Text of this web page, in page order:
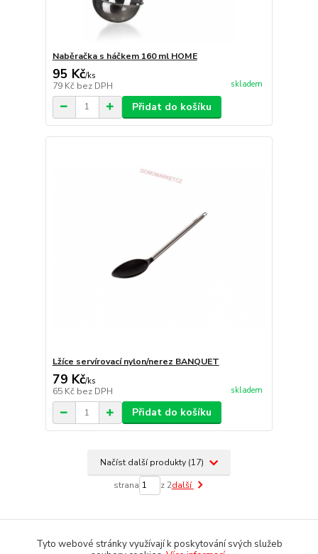
Naběračka s háčkem 160 ml HOME
95 Kč/ks
79 Kč bez DPH skladem
Přidat do košíku
Lžíce servírovací nylon/nerez BANQUET
79 Kč/ks
65 Kč bez DPH skladem
Přidat do košíku
Načíst další produkty (17)
strana z 2další
Tyto webové stránky využívají k poskytování svých služeb